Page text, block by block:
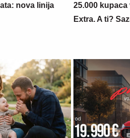
nova linija
25.000
Extra. A ti?